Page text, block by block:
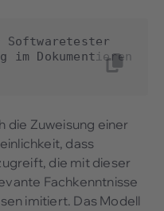
im Dokumentieren
die Zuweisung einer
dass
die mit dieser
Fachkenntnisse
imitiert. Das Modell